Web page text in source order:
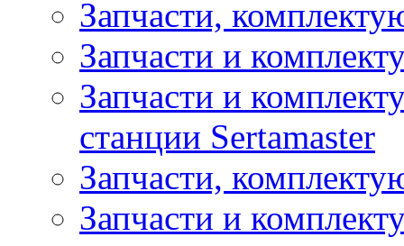
Запчасти,
Запчасти и
Запчасти и
станции Sertamaster
Запчасти,
Запчасти и